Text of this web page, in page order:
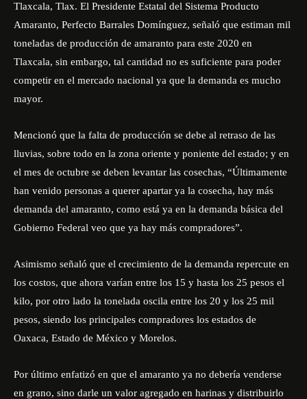
Tlaxcala, Tlax. El Presidente Estatal del Sistema Producto
Amaranto, Perfecto Barrales Domínguez, señaló que estiman mil
toneladas de producción de amaranto para este 2020 en
Tlaxcala, sin embargo, tal cantidad no es suficiente para poder
competir en el mercado nacional ya que la demanda es mucho
mayor.
Mencionó que la falta de producción se debe al retraso de las
lluvias, sobre todo en la zona oriente y poniente del estado; y en
el mes de octubre se deben levantar las cosechas, “Últimamente
han venido personas a querer apartar ya la cosecha, hay más
demanda del amaranto, como está ya en la demanda básica del
Gobierno Federal veo que ya hay más compradores”.
Asimismo señaló que el crecimiento de la demanda repercute en
los costos, que ahora varían entre los 15 y hasta los 25 pesos el
kilo, por otro lado la tonelada oscila entre los 20 y los 25 mil
pesos, siendo los principales compradores los estados de
Oaxaca, Estado de México y Morelos.
Por último enfatizó en que el amaranto ya no debería venderse
en grano, sino darle un valor agregado en harinas y distribuirlo